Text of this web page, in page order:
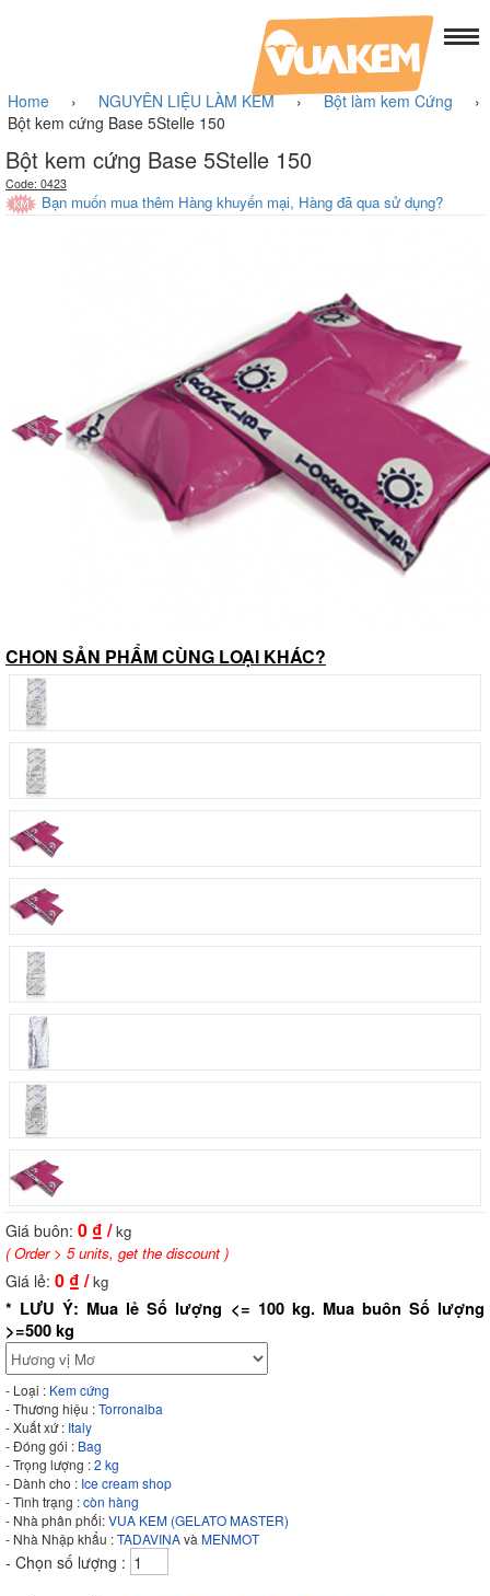
Home › NGUYÊN LIỆU LÀM KEM›Bột làm kem Cứng ›
Bột kem cứng Base 5Stelle 150
Bột kem cứng Base 5Stelle 150
Code: 0423
Bạn muốn mua thêm Hàng khuyến mại, Hàng đã qua sử dụng?
CHON SẢN PHẨM CÙNG LOẠI KHÁC?
Giá buôn: 0 ₫ / kg
( Order > 5 units, get the discount )
Giá lẻ: 0 ₫ /kg
* LƯU Ý: Mua lẻ Số lượng <= 100 kg. Mua buôn Số lượng
>=500 kg
- Loại : Kem cứng
- Thương hiệu :Torronalba
- Xuất xứ : Italy
- Đóng gói : Bag
- Trọng lượng :2 kg
- Dành cho : Ice cream shop
- Tình trạng :còn hàng
- Nhà phân phối:VUA KEM (GELATO MASTER)
- Nhà Nhập khẩu :TADAVINAvà MENMOT
- Chọn số lượng :